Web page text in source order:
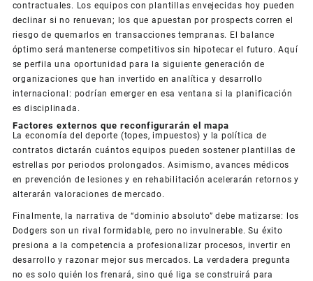
contractuales. Los equipos con plantillas envejecidas hoy pueden
declinar si no renuevan; los que apuestan por prospects corren el
riesgo de quemarlos en transacciones tempranas. El balance
óptimo será mantenerse competitivos sin hipotecar el futuro. Aquí
se perfila una oportunidad para la siguiente generación de
organizaciones que han invertido en analítica y desarrollo
internacional: podrían emerger en esa ventana si la planificación
es disciplinada.
Factores externos que reconfigurarán el mapa
La economía del deporte (topes, impuestos) y la política de
contratos dictarán cuántos equipos pueden sostener plantillas de
estrellas por periodos prolongados. Asimismo, avances médicos
en prevención de lesiones y en rehabilitación acelerarán retornos y
alterarán valoraciones de mercado.
Finalmente, la narrativa de “dominio absoluto” debe matizarse: los
Dodgers son un rival formidable, pero no invulnerable. Su éxito
presiona a la competencia a profesionalizar procesos, invertir en
desarrollo y razonar mejor sus mercados. La verdadera pregunta
no es solo quién los frenará, sino qué liga se construirá para